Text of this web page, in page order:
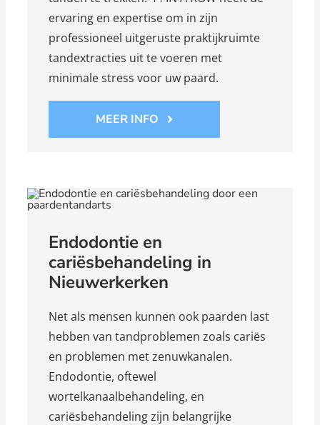
ervaring en expertise om in zijn
professioneel uitgeruste praktijkruimte
tandextracties uit te voeren met
minimale stress voor uw paard.
MEER INFO
Endodontie en
cariësbehandeling in
Nieuwerkerken
Net als mensen kunnen ook paarden last
hebben van tandproblemen zoals cariës
en problemen met zenuwkanalen.
Endodontie, oftewel
wortelkanaalbehandeling, en
cariësbehandeling zijn belangrijke